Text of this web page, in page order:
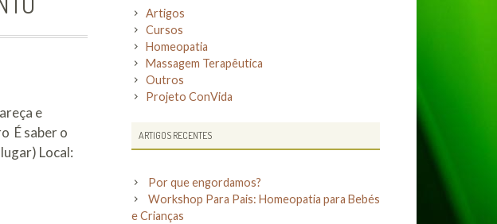
e
É saber o
Local:
Artigos
Cursos
Homeopatia
Massagem Terapêutica
Outros
Projeto ConVida
ARTIGOS RECENTES
Por que engordamos?
Workshop Para Pais: Homeopatia para Bebés
e Crianças